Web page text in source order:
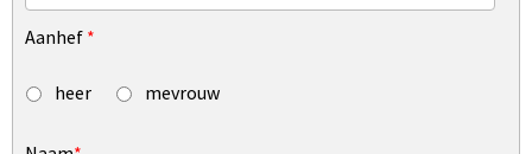
Aanhef *
heer mevrouw